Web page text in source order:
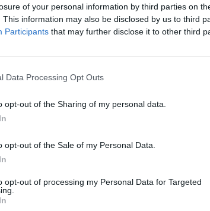
of your personal information by third parties on
This information may also be disclosed by us to third
Participants that may further disclose it to other third
Data Processing Opt Outs
opt-out of the Sharing of my personal data.
opt-out of the Sale of my Personal Data.
opt-out of processing my Personal Data for Targeted
επιτάχυνε τεκτονικές αλλαγές που
πυροδότησε κινδύνους -αλλά και
ελληνική οικονομία. Οι βασικές
αφενός, με τη μετάλλαξη Omicron
του πληθωριστικού φαινομένου και
στην οικονομική ανάλυση.
γεγονός ότι η πανδημία Covid-19
οικονομική ανάπτυξη. Ορισμένες
μέτρα, προκειμένου να μετριαστεί η
των οικονομιών στα
επιβραδύνει, σε κάποιο βαθμό, την
σε διαταραχές της διεθνούς